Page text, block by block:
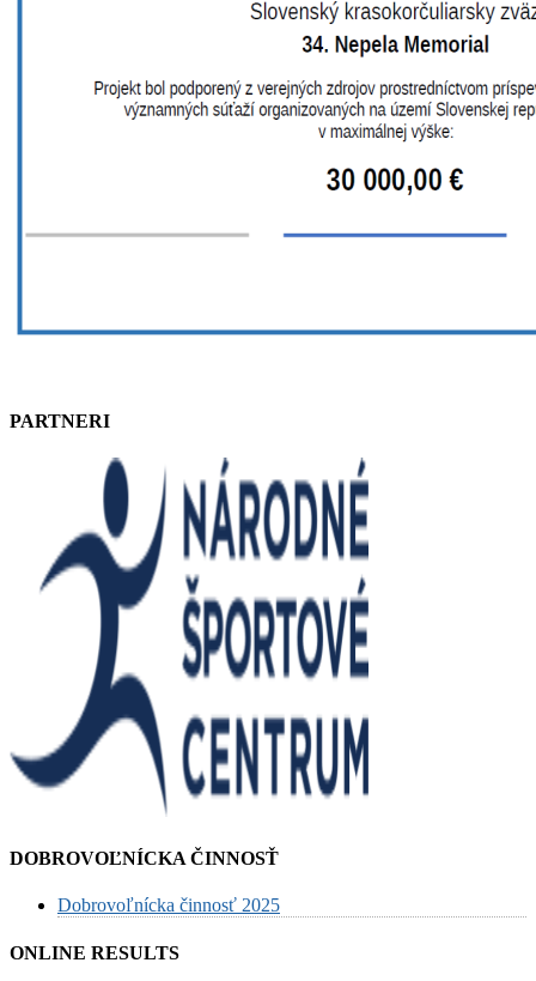
PARTNERI
DOBROVOĽNÍCKA ČINNOSŤ
Dobrovoľnícka činnosť 2025
ONLINE RESULTS